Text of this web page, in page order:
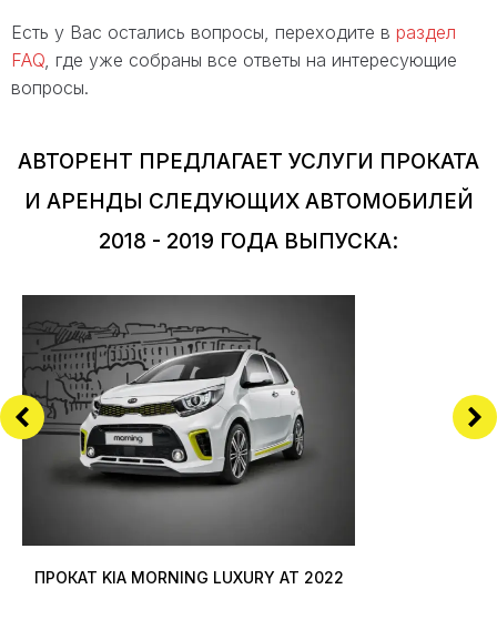
Есть у Вас остались вопросы, переходите в раздел
FAQ, где уже собраны все ответы на интересующие
вопросы.
АВТОРЕНТ ПРЕДЛАГАЕТ УСЛУГИ ПРОКАТА
И АРЕНДЫ СЛЕДУЮЩИХ АВТОМОБИЛЕЙ
2018 - 2019 ГОДА ВЫПУСКА:
ПРОКАТ KIA MORNING LUXURY AT 2022